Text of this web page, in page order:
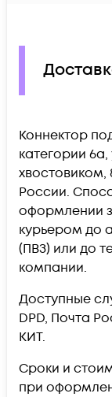
Коннектор
категории
хвостовиком,
России.
оформлении
курьером до
(ПВЗ) или до
компании.
Доступные
DPD, Почта
КИТ.
Сроки и
при